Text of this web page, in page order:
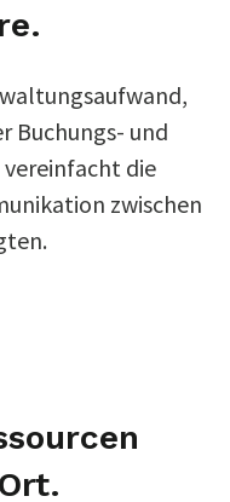
Buchungs- und
die
zwischen